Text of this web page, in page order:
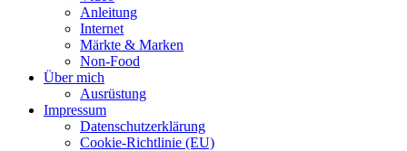
Anleitung
Internet
Märkte & Marken
Non-Food
Über mich
Ausrüstung
Impressum
Datenschutzerklärung
Cookie-Richtlinie (EU)